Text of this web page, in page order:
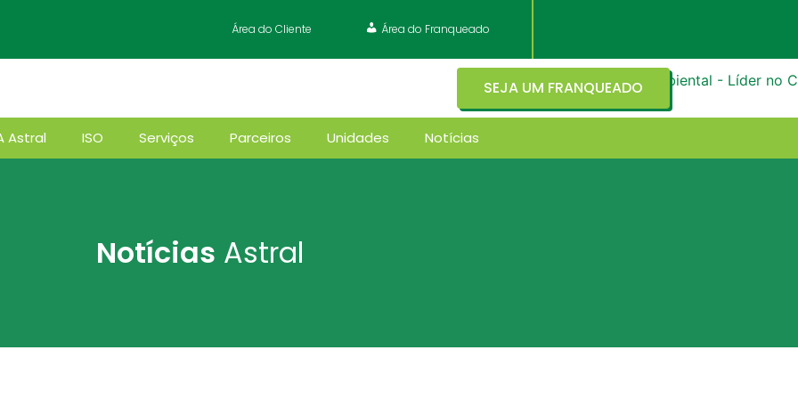
Área do Cliente Área do Franqueado
SEJA UM FRANQUEADO
Astral ISO Serviços Parceiros Unidades Notícias
Notícias Astral